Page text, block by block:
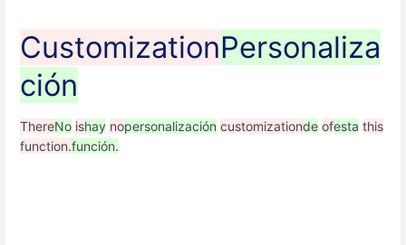
CustomizationPersonaliza
ción
ThereNo ishay nopersonalización customizationde ofesta this
function.función.